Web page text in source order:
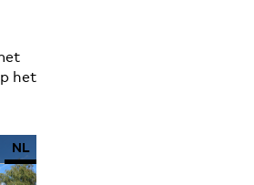
het
NL